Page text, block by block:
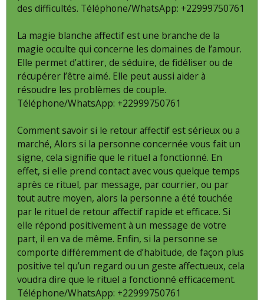
des difficultés. Téléphone/WhatsApp: +22999750761
La magie blanche affectif est une branche de la
magie occulte qui concerne les domaines de l’amour.
Elle permet d’attirer, de séduire, de fidéliser ou de
récupérer l’être aimé. Elle peut aussi aider à
résoudre les problèmes de couple.
Téléphone/WhatsApp: +22999750761
Comment savoir si le retour affectif est sérieux ou a
marché, Alors si la personne concernée vous fait un
signe, cela signifie que le rituel a fonctionné. En
effet, si elle prend contact avec vous quelque temps
après ce rituel, par message, par courrier, ou par
tout autre moyen, alors la personne a été touchée
par le rituel de retour affectif rapide et efficace. Si
elle répond positivement à un message de votre
part, il en va de même. Enfin, si la personne se
comporte différemment de d’habitude, de façon plus
positive tel qu’un regard ou un geste affectueux, cela
voudra dire que le rituel a fonctionné efficacement.
Téléphone/WhatsApp: +22999750761